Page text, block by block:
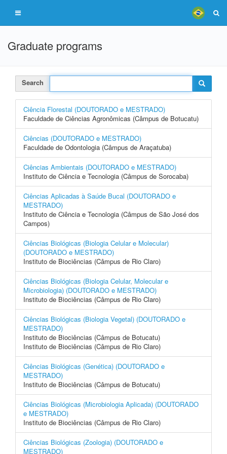
Graduate programs
Search
Ciência Florestal (DOUTORADO e MESTRADO)
Faculdade de Ciências Agronômicas (Câmpus de Botucatu)
Ciências (DOUTORADO e MESTRADO)
Faculdade de Odontologia (Câmpus de Araçatuba)
Ciências Ambientais (DOUTORADO e MESTRADO)
Instituto de Ciência e Tecnologia (Câmpus de Sorocaba)
Ciências Aplicadas à Saúde Bucal (DOUTORADO e
MESTRADO)
Instituto de Ciência e Tecnologia (Câmpus de São José dos
Campos)
Ciências Biológicas (Biologia Celular e Molecular)
(DOUTORADO e MESTRADO)
Instituto de Biociências (Câmpus de Rio Claro)
Ciências Biológicas (Biologia Celular, Molecular e
Microbiologia) (DOUTORADO e MESTRADO)
Instituto de Biociências (Câmpus de Rio Claro)
Ciências Biológicas (Biologia Vegetal) (DOUTORADO e
MESTRADO)
Instituto de Biociências (Câmpus de Botucatu)
Instituto de Biociências (Câmpus de Rio Claro)
Ciências Biológicas (Genética) (DOUTORADO e
MESTRADO)
Instituto de Biociências (Câmpus de Botucatu)
Ciências Biológicas (Microbiologia Aplicada) (DOUTORADO
e MESTRADO)
Instituto de Biociências (Câmpus de Rio Claro)
Ciências Biológicas (Zoologia) (DOUTORADO e
MESTRADO)